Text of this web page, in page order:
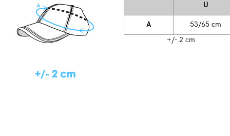
U
A
53/65 cm
+/- 2 cm